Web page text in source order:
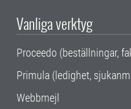
Vanliga verktyg
Proceedo (beställningar,
Primula (ledighet,
Webbmejl